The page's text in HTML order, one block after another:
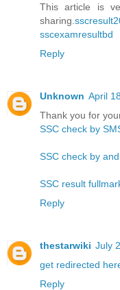
This article is
sharing.
sscexamresultbd
Reply
Unknown April
Thank you for
SSC check by
SSC check by
SSC result
Reply
thestarwiki July
get redirected
Reply